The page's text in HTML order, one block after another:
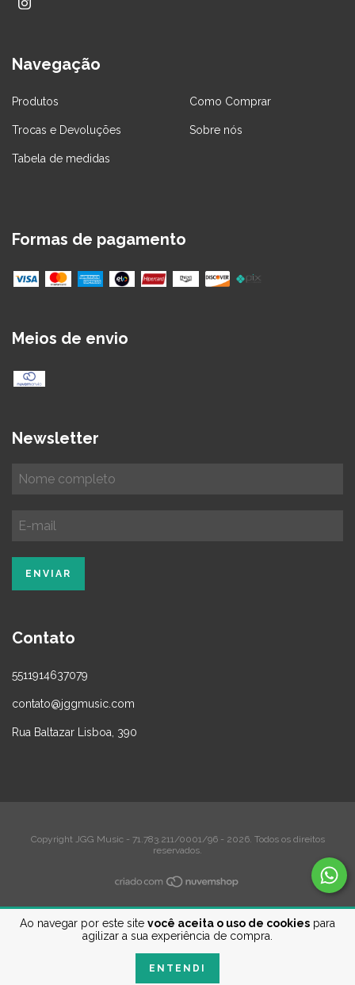
Ao navegar por este site você aceita o uso de cookies para
agilizar a sua experiência de compra.
ENTENDI
Navegação
Produtos Como Comprar
Trocas e Devoluções Sobre nós
Tabela de medidas
Formas de pagamento
Meios de envio
Newsletter
Contato
5511914637079
contato@jggmusic.com
Rua Baltazar Lisboa, 390
Copyright JGG Music - 71.783.211/0001/96 - 2026. Todos os direitos
reservados.